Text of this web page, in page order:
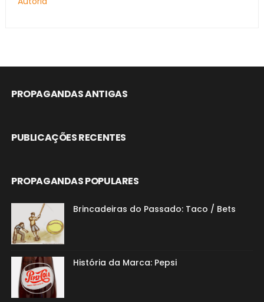
PROPAGANDAS ANTIGAS
PUBLICAÇÕES RECENTES
PROPAGANDAS POPULARES
Brincadeiras do Passado: Taco / Bets
História da Marca: Pepsi